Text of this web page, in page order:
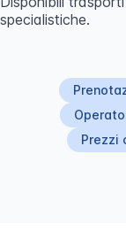
specialistiche.
Prezzi